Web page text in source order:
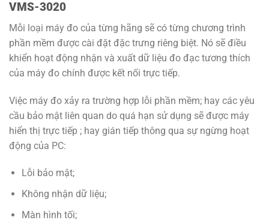
VMS-3020
Mỗi loại máy đo của từng hãng sẽ có từng chương trình
phần mềm được cài đặt đặc trưng riêng biệt. Nó sẽ điều
khiển hoạt động nhận và xuất dữ liệu đo đạc tương thích
của máy đo chính được kết nối trực tiếp.
Việc máy đo xảy ra trường hợp lỗi phần mềm; hay các yêu
cầu bảo mật liên quan do quá hạn sử dụng sẽ được máy
hiển thị trực tiếp ; hay gián tiếp thông qua sự ngừng hoạt
động của PC:
Lỗi bảo mật;
Không nhận dữ liệu;
Màn hình tối;